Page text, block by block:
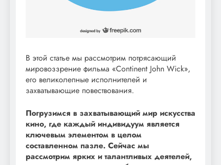
В этой статье мы рассмотрим потрясающий
мировоззрение фильма «Continent John Wick»,
его великолепные исполнителей и
захватывающие повествования.
Погрузимся в захватывающий мир искусства
кино, где каждый индивидуум является
ключевым элементом в целом
составленном пазле. Сейчас мы
рассмотрим ярких и талантливых деятелей,